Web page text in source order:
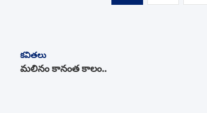
కవితలు
మలినం కానంత కాలం..